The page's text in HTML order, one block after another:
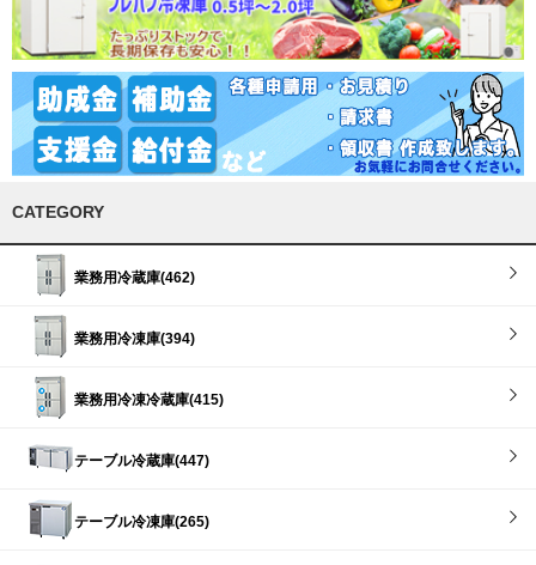
CATEGORY
業務用冷蔵庫(462)
業務用冷凍庫(394)
業務用冷凍冷蔵庫(415)
テーブル冷蔵庫(447)
テーブル冷凍庫(265)